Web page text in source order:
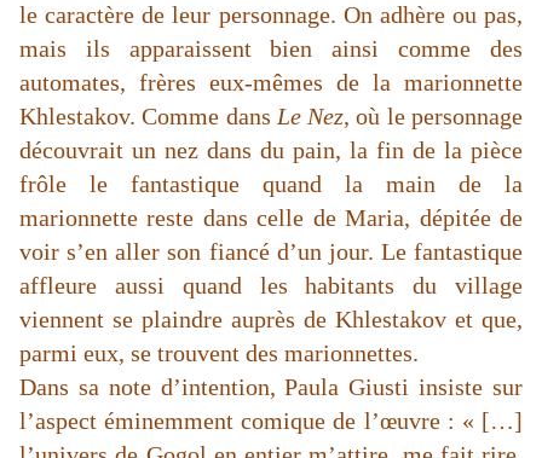
le caractère de leur personnage. On adhère ou pas,
mais ils apparaissent bien ainsi comme des
automates, frères eux-mêmes de la marionnette
Khlestakov. Comme dans Le Nez, où le personnage
découvrait un nez dans du pain, la fin de la pièce
frôle le fantastique quand la main de la
marionnette reste dans celle de Maria, dépitée de
voir s’en aller son fiancé d’un jour. Le fantastique
affleure aussi quand les habitants du village
viennent se plaindre auprès de Khlestakov et que,
parmi eux, se trouvent des marionnettes.
Dans sa note d’intention, Paula Giusti insiste sur
l’aspect éminemment comique de l’œuvre : « […]